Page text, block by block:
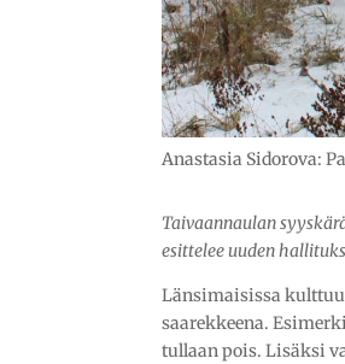
Anastasia Sidorova:
Taivaannaulan
esittelee uuden
Länsimaisissa
saarekkeena.
tullaan pois. Lisäksi